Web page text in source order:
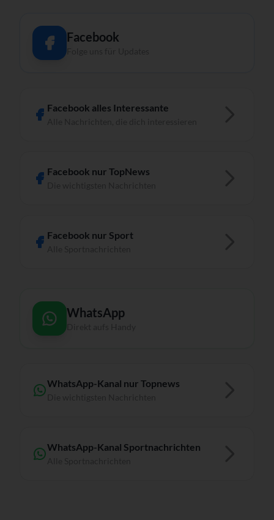
Facebook
Facebook alles Interessante
Facebook nur TopNews
Facebook nur Sport
WhatsApp
WhatsApp-Kanal nur Topnews
WhatsApp-Kanal Sportnachrichten